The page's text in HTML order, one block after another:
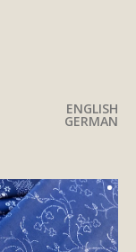
ENGLISH
GERMAN